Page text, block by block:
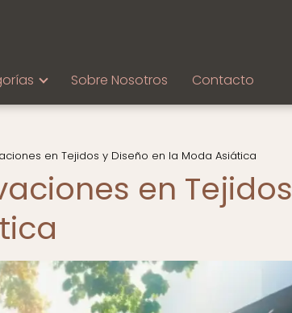
Sobre Nosotros Contacto
en Tejidos y Diseño en la Moda Asiática
en Tejidos